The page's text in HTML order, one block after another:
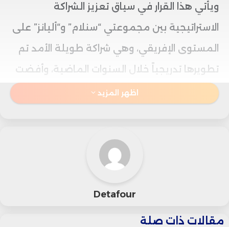
ويأتي هذا القرار في سياق تعزيز الشراكة
الاستراتيجية بين مجموعتي “سنلام” و“أليانز” على
المستوى الإفريقي، وهي شراكة طويلة الأمد تم
تطويرها تدريجياً خلال السنوات الماضية، وأفضت
ويُعد هذا التحول في الهوية المؤسسية محطة
اظهر المزيد
Detafour
مقالات ذات صلة